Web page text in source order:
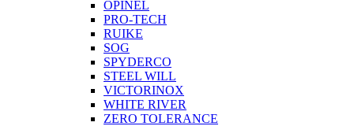
OPINEL
PRO-TECH
RUIKE
SOG
SPYDERCO
STEEL WILL
VICTORINOX
WHITE RIVER
ZERO TOLERANCE